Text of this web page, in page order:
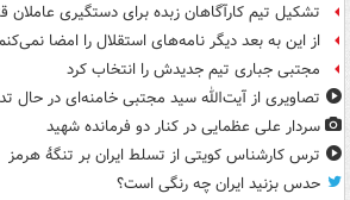
تشکیل تیم کارآگاهان زبده برای دستگیری عاملان
از این به بعد دیگر نامه‌های استقلال را امضا
مجتبی جباری تیم جدیدش را انتخاب کرد
تصاویری از آیت‌الله سید مجتبی خامنه‌ای در حال
سردار علی عظمایی در کنار دو فرمانده شهید
ترس کارشناس کویتی از تسلط ایران بر تنگۀ هرمز
حدس بزنید ایران چه رنگی است؟